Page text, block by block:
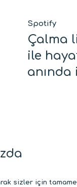
Spotify
Çalma
ile
anında
sizler için